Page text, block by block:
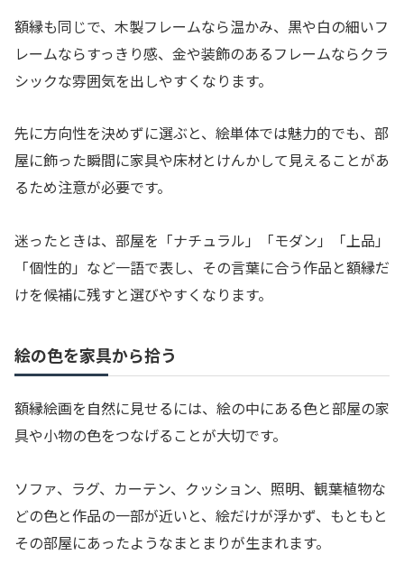
額縁も同じで、木製フレームなら温かみ、黒や白の細いフ
レームならすっきり感、金や装飾のあるフレームならクラ
シックな雰囲気を出しやすくなります。
先に方向性を決めずに選ぶと、絵単体では魅力的でも、部
屋に飾った瞬間に家具や床材とけんかして見えることがあ
るため注意が必要です。
迷ったときは、部屋を「ナチュラル」「モダン」「上品」
「個性的」など一語で表し、その言葉に合う作品と額縁だ
けを候補に残すと選びやすくなります。
絵の色を家具から拾う
額縁絵画を自然に見せるには、絵の中にある色と部屋の家
具や小物の色をつなげることが大切です。
ソファ、ラグ、カーテン、クッション、照明、観葉植物な
どの色と作品の一部が近いと、絵だけが浮かず、もともと
その部屋にあったようなまとまりが生まれます。